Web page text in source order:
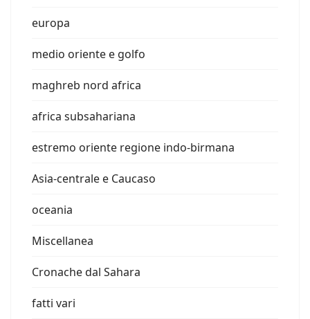
europa
medio oriente e golfo
maghreb nord africa
africa subsahariana
estremo oriente regione indo-birmana
Asia-centrale e Caucaso
oceania
Miscellanea
Cronache dal Sahara
fatti vari